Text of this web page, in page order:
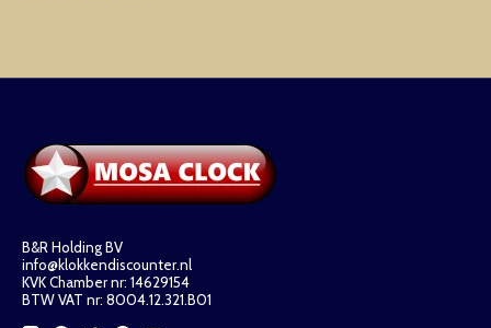
B&R Holding BV
info@klokkendiscounter.nl
KVK Chamber nr: 14629154
BTW VAT nr: 8004.12.321.B01